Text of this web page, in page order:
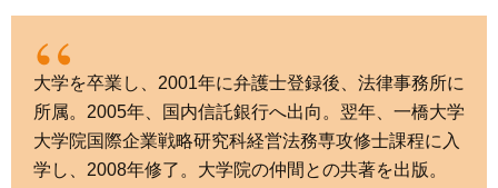
大学を卒業し、2001年に弁護士登録後、法律事務所に
所属。2005年、国内信託銀行へ出向。翌年、一橋大学
大学院国際企業戦略研究科経営法務専攻修士課程に入
学し、2008年修了。大学院の仲間との共著を出版。